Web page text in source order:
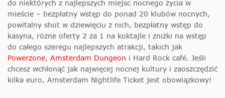
do niektórych z najlepszych miejsc nocnego życia w
mieście – bezpłatny wstęp do ponad 20 klubów nocnych,
powitalny shot w dziewięciu z nich, bezpłatny wstęp do
kasyna, różne oferty 2 za 1 na koktajle i zniżki na wstęp
do całego szeregu najlepszych atrakcji, takich jak
Powerzone, Amsterdam Dungeon i Hard Rock café. Jeśli
chcesz wchłonąć jak najwięcej nocnej kultury i zaoszczędzić
kilka euro, Amsterdam Nightlife Ticket jest obowiązkowy!